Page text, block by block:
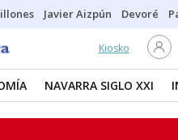
Javier Aizpún Devoré
Kiosko
NAVARRA SIGLO XXI